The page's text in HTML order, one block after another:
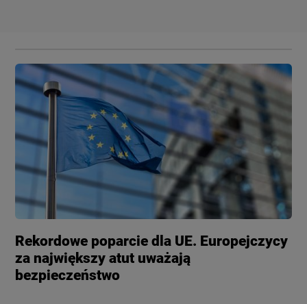
Rekordowe poparcie dla UE. Europejczycy
za największy atut uważają
bezpieczeństwo